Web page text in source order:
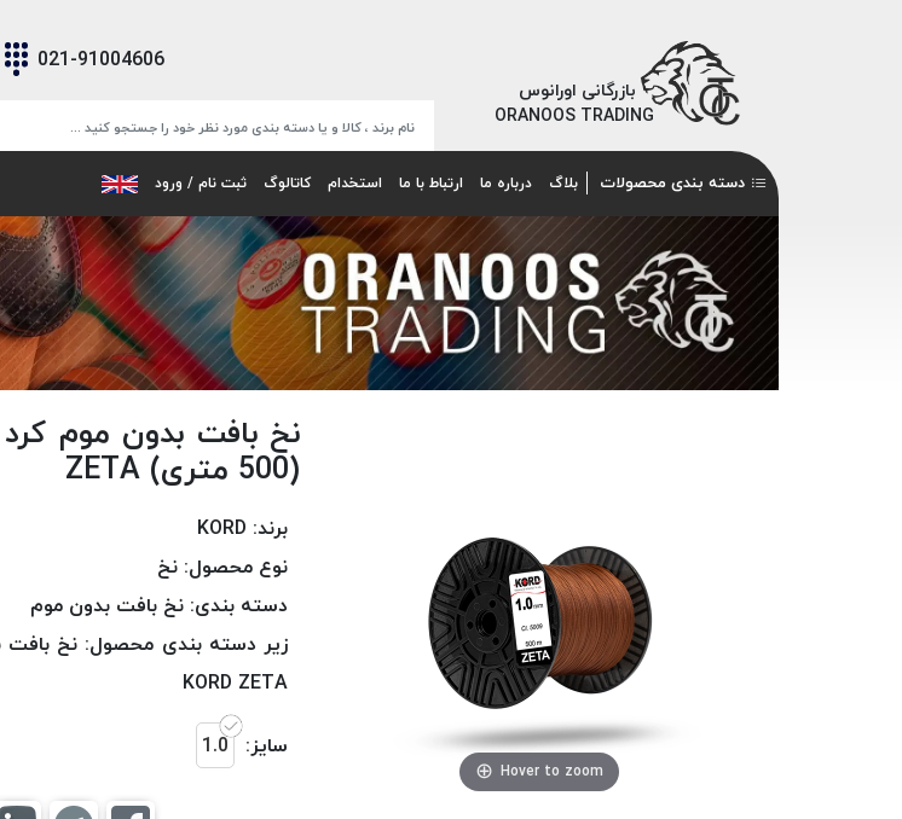
بازرگانی اورانوس
ORANOOS TRADING
021-91004606
دسته بندی محصولات بلاگ درباره ما ارتباط با ما استخدام کاتالوگ ثبت نام / ورود
Hover to zoom
(500 متری) ZETA
برند: KORD
نوع محصول: نخ
دسته بندی: نخ بافت بدون موم
زیر دسته بندی محصول: نخ بافت
KORD ZETA
سایز: 1.0